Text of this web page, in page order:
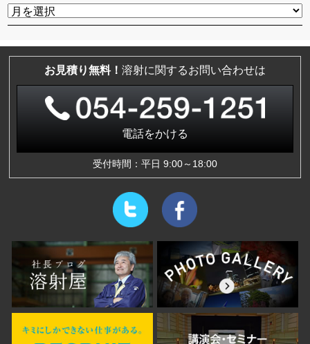
お見積り無料！ 溶射に関するお問い合わせは
電話をかける
受付時間：平日 9:00～18:00